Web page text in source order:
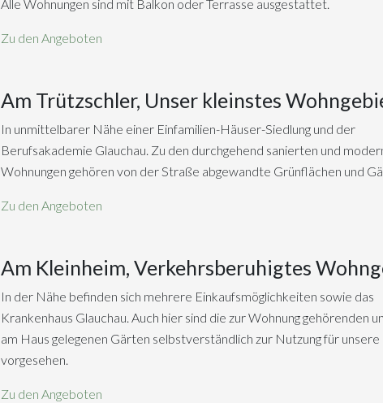
Alle Wohnungen sind mit Balkon oder Terrasse ausgestattet.
Zu den Angeboten
Am Trützschler, Unser kleinstes
In unmittelbarer Nähe einer Einfamilien-Häuser-Siedlung und der
Berufsakademie Glauchau. Zu den durchgehend sanierten und
Wohnungen gehören von der Straße abgewandte Grünflächen und
Zu den Angeboten
Am Kleinheim, Verkehrsberuhigtes
In der Nähe befinden sich mehrere Einkaufsmöglichkeiten sowie das
Krankenhaus Glauchau. Auch hier sind die zur Wohnung gehörenden
am Haus gelegenen Gärten selbstverständlich zur Nutzung für
vorgesehen.
Zu den Angeboten